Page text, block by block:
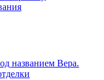
названием Вера.